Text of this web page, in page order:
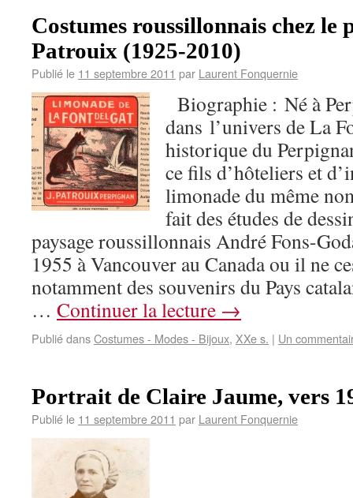
Costumes roussillonnais chez le
Patrouix (1925-2010)
Publié le 11 septembre 2011 par Laurent Fonquernie
Biographie : Né à
dans l’univers de La
historique du
ce fils d’hôteliers et
limonade du même
fait des études de
paysage roussillonnais André Fons-
1955 à Vancouver au Canada ou il ne
notamment des souvenirs du Pays
… Continuer la lecture →
Publié dansCostumes - Modes - Bijoux, XXe s. | Un
Portrait de Claire Jaume, vers
Publié le 11 septembre 2011 par Laurent Fonquernie